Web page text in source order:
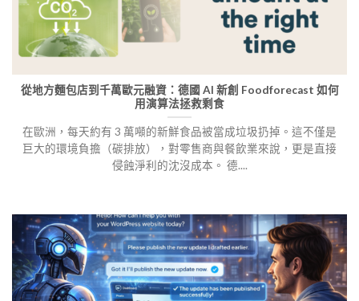
從地方麵包店到千萬歐元融資：德國 AI 新創 Foodforecast 如何
用演算法拯救剩食
在歐洲，每天約有 3 萬噸的新鮮食品被當成垃圾扔掉。這不僅是
巨大的環境負擔（碳排放），對零售商與餐飲業來說，更是直接
侵蝕淨利的沈沒成本。 德....